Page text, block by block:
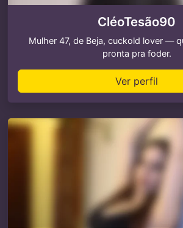
CléoTesão90
Mulher 47, de Beja, cuckold lover —
pronta pra foder.
Ver perfil